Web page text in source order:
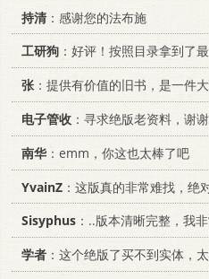
持清：感谢您的法布施
工研狗 ：好评！按照目录拿到了
张：提供有价值的旧书，是一件大
电子管收 ：寻求绝版老资料，谢
南华：emm，你这也太棒了吧
YvainZ ：这版真的非常难找，绝
Sisyphus ：..版本清晰完整，我非常
学者 ：这个绝版了买不到实体，